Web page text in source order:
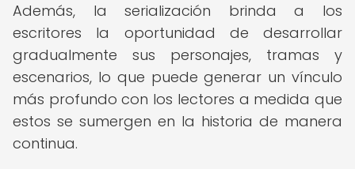
Además, la serialización brinda a los
escritores la oportunidad de desarrollar
gradualmente sus personajes, tramas y
escenarios, lo que puede generar un vínculo
más profundo con los lectores a medida que
estos se sumergen en la historia de manera
continua.